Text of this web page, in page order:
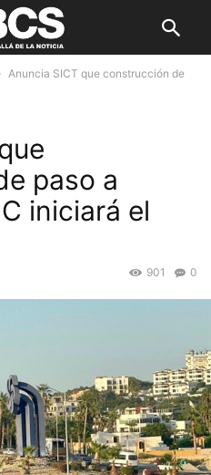
Anuncia SICT que construcción de
paso a
iniciará el
0
901